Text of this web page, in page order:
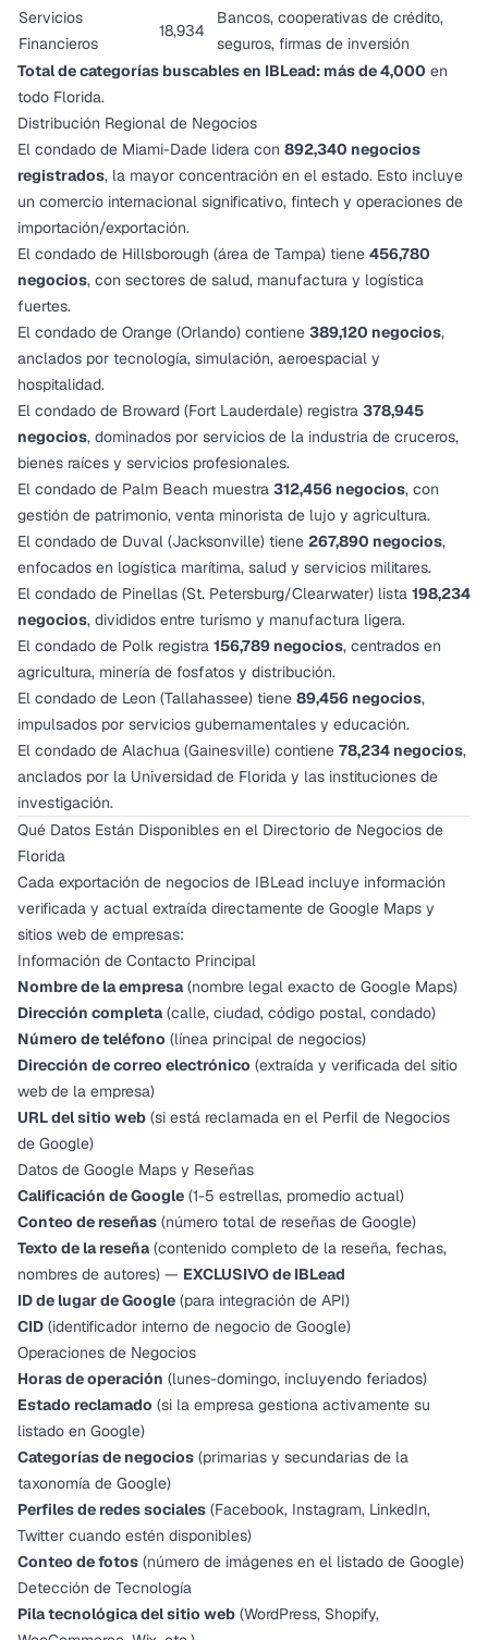
Servicios
Financieros
18,934
Bancos, cooperativas de crédito,
seguros, firmas de inversión
Total de categorías buscables en IBLead: más de 4,000 en
todo Florida.
Distribución Regional de Negocios
El condado de Miami-Dade lidera con 892,340 negocios
registrados, la mayor concentración en el estado. Esto incluye
un comercio internacional significativo, fintech y operaciones de
importación/exportación.
El condado de Hillsborough (área de Tampa) tiene 456,780
negocios, con sectores de salud, manufactura y logística
fuertes.
El condado de Orange (Orlando) contiene 389,120 negocios,
anclados por tecnología, simulación, aeroespacial y
hospitalidad.
El condado de Broward (Fort Lauderdale) registra 378,945
negocios, dominados por servicios de la industria de cruceros,
bienes raíces y servicios profesionales.
El condado de Palm Beach muestra 312,456 negocios, con
gestión de patrimonio, venta minorista de lujo y agricultura.
El condado de Duval (Jacksonville) tiene 267,890 negocios,
enfocados en logística marítima, salud y servicios militares.
El condado de Pinellas (St. Petersburg/Clearwater) lista 198,234
negocios, divididos entre turismo y manufactura ligera.
El condado de Polk registra 156,789 negocios, centrados en
agricultura, minería de fosfatos y distribución.
El condado de Leon (Tallahassee) tiene 89,456 negocios,
impulsados por servicios gubernamentales y educación.
El condado de Alachua (Gainesville) contiene 78,234 negocios,
anclados por la Universidad de Florida y las instituciones de
investigación.
Qué Datos Están Disponibles en el Directorio de Negocios de
Florida
Cada exportación de negocios de IBLead incluye información
verificada y actual extraída directamente de Google Maps y
sitios web de empresas:
Información de Contacto Principal
Nombre de la empresa(nombre legal exacto de Google Maps)
Dirección completa(calle, ciudad, código postal, condado)
Número de teléfono (línea principal de negocios)
Dirección de correo electrónico (extraída y verificada del sitio
web de la empresa)
URL del sitio web (si está reclamada en el Perfil de Negocios
de Google)
Datos de Google Maps y Reseñas
Calificación de Google (1-5 estrellas, promedio actual)
Conteo de reseñas (número total de reseñas de Google)
Texto de la reseña(contenido completo de la reseña, fechas,
nombres de autores) — EXCLUSIVO de IBLead
ID de lugar de Google (para integración de API)
CID (identificador interno de negocio de Google)
Operaciones de Negocios
Horas de operación (lunes-domingo, incluyendo feriados)
Estado reclamado (si la empresa gestiona activamente su
listado en Google)
Categorías de negocios (primarias y secundarias de la
taxonomía de Google)
Perfiles de redes sociales (Facebook, Instagram, LinkedIn,
Twitter cuando estén disponibles)
Conteo de fotos (número de imágenes en el listado de Google)
Detección de Tecnología
Pila tecnológica del sitio web (WordPress, Shopify,